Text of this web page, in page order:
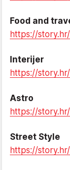
Food and
https://
Interijer
https://
Astro
https://
Street Style
https://